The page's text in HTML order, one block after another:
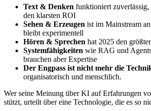
Text & Denken funktioniert zuverlässig,
den klarsten ROI
Sehen & Erzeugen ist im Mainstream
bleibt experimentell
Hören & Sprechen hat 2025 den
Systemfähigkeiten wie RAG und
brauchen aber Expertise
Der Engpass ist nicht mehr die
organisatorisch und menschlich.
Wer seine Meinung über KI auf Erfahrungen
stützt, urteilt über eine Technologie, die es so